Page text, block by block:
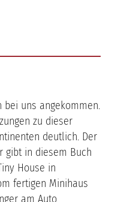
bei uns angekommen.
zu dieser
deutlich. Der
gibt in diesem Buch
House in
fertigen Minihaus
am Auto